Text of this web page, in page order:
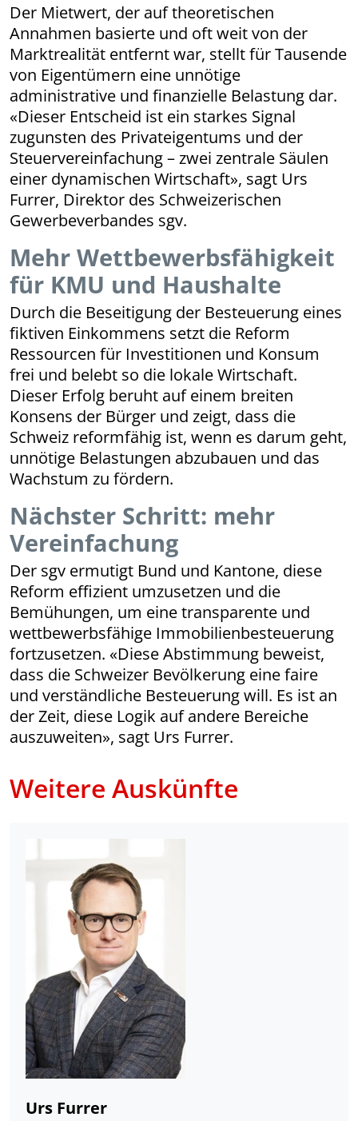
Der Mietwert, der auf theoretischen
Annahmen basierte und oft weit von der
Marktrealität entfernt war, stellt für Tausende
von Eigentümern eine unnötige
administrative und finanzielle Belastung dar.
«Dieser Entscheid ist ein starkes Signal
zugunsten des Privateigentums und der
Steuervereinfachung – zwei zentrale Säulen
einer dynamischen Wirtschaft», sagt Urs
Furrer, Direktor des Schweizerischen
Gewerbeverbandes sgv.
Mehr Wettbewerbsfähigkeit
für KMU und Haushalte
Durch die Beseitigung der Besteuerung eines
fiktiven Einkommens setzt die Reform
Ressourcen für Investitionen und Konsum
frei und belebt so die lokale Wirtschaft.
Dieser Erfolg beruht auf einem breiten
Konsens der Bürger und zeigt, dass die
Schweiz reformfähig ist, wenn es darum geht,
unnötige Belastungen abzubauen und das
Wachstum zu fördern.
Nächster Schritt: mehr
Vereinfachung
Der sgv ermutigt Bund und Kantone, diese
Reform effizient umzusetzen und die
Bemühungen, um eine transparente und
wettbewerbsfähige Immobilienbesteuerung
fortzusetzen. «Diese Abstimmung beweist,
dass die Schweizer Bevölkerung eine faire
und verständliche Besteuerung will. Es ist an
der Zeit, diese Logik auf andere Bereiche
auszuweiten», sagt Urs Furrer.
Weitere Auskünfte
Urs Furrer